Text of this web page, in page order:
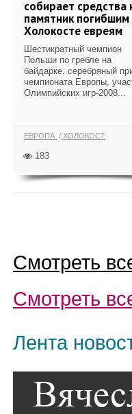
собирает средства
памятник погибшим
Холокосте евреям
Шестикратный чемпион
Польши по гребле на
байдарке, серебряный
чемпионата Европы,
Олимпийских игр-2008...
ЕВРОПА ХОЛОКОСТ
183
Смотреть
Смотреть
Лента